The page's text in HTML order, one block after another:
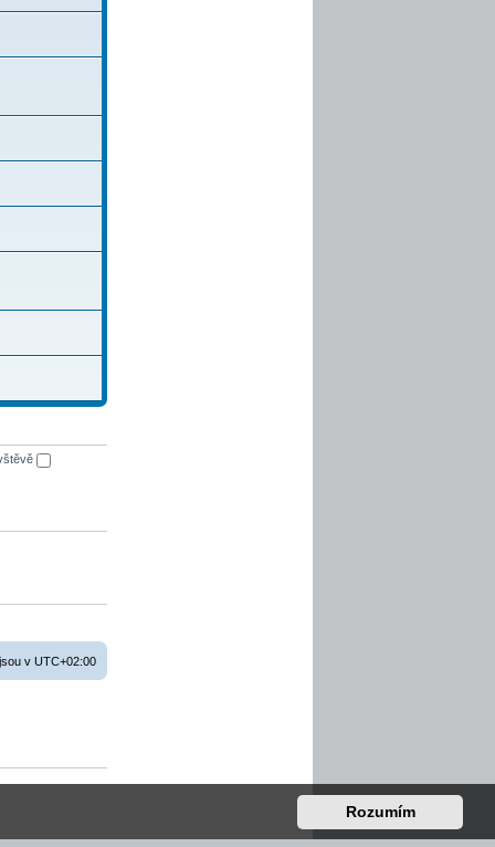
Rozumím
v UTC+02:00